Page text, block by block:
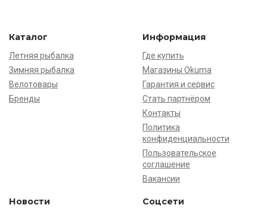
Каталог
Летняя рыбалка
Зимняя рыбалка
Велотовары
Бренды
Информация
Где купить
Магазины Okuma
Гарантия и сервис
Стать партнёром
Контакты
Политика
конфиденциальности
Пользовательское
соглашение
Вакансии
Новости Соцсети